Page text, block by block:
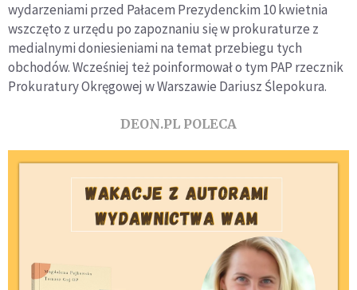
wydarzeniami przed Pałacem Prezydenckim 10 kwietnia
wszczęto z urzędu po zapoznaniu się w prokuraturze z
medialnymi doniesieniami na temat przebiegu tych
obchodów. Wcześniej też poinformował o tym PAP rzecznik
Prokuratury Okręgowej w Warszawie Dariusz Ślepokura.
DEON.PL POLECA